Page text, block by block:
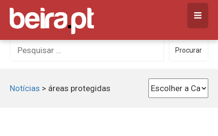
Skip
content
Procurar
por:
Procurar
Notícias > áreas protegidas